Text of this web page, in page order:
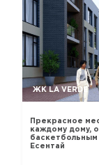
ЖК LA VERDE
Прекрасное
каждому дому,
Есентай